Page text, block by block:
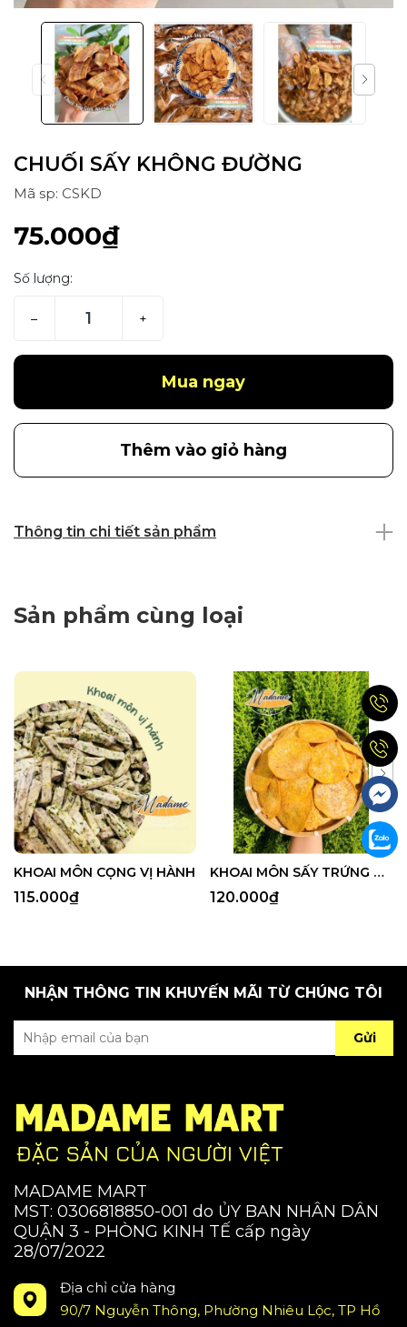
CHUỐI SẤY KHÔNG ĐƯỜNG
Mã sp: CSKD
75.000₫
Số lượng:
– +
Mua ngay
Thêm vào giỏ hàng
Thông tin chi tiết sản phẩm
Sản phẩm cùng loại
KHOAI MÔN CỌNG VỊ HÀNH
115.000₫
KHOAI MÔN SẤY TRỨNG MUỐI
120.000₫
NHẬN THÔNG TIN KHUYẾN MÃI TỪ CHÚNG TÔI
Gửi
MADAME MART
MST: 0306818850-001 do ỦY BAN NHÂN DÂN
QUẬN 3 - PHÒNG KINH TẾ cấp ngày
28/07/2022
Địa chỉ cửa hàng
90/7 Nguyễn Thông, Phường Nhiêu Lộc, TP Hồ